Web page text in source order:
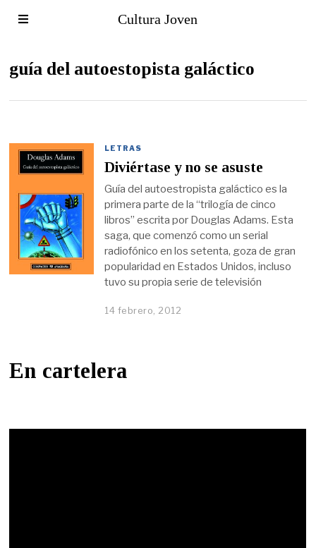
Cultura Joven
guía del autoestopista galáctico
LETRAS
Diviértase y no se asuste
Guía del autoestropista galáctico es la
primera parte de la “trilogía de cinco
libros” escrita por Douglas Adams. Esta
saga, que comenzó como un serial
radiofónico en los setenta, goza de gran
popularidad en Estados Unidos, incluso
tuvo su propia serie de televisión
14 febrero, 2012
En cartelera